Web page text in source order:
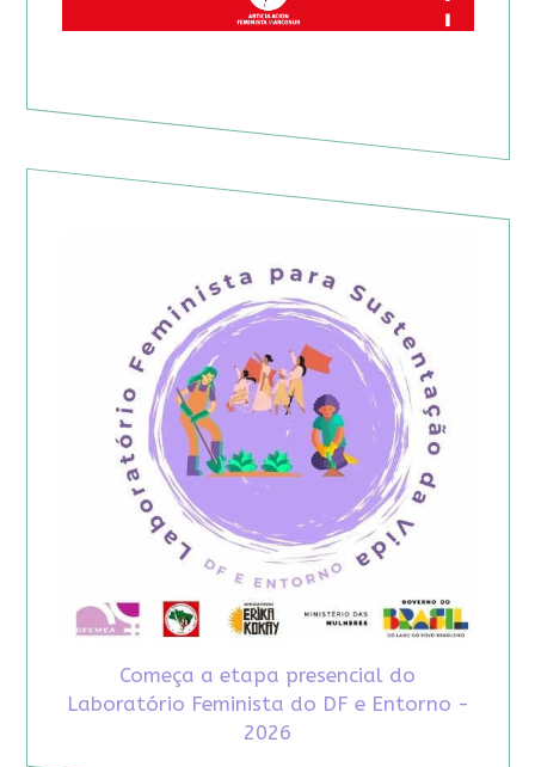
Começa a etapa presencial do
Laboratório Feminista do DF e Entorno -
2026